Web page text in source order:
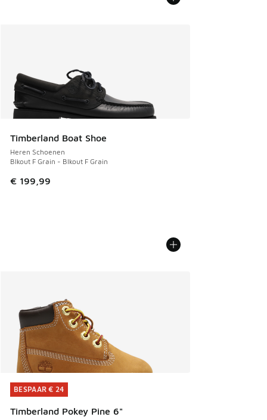
Timberland Boat Shoe
Heren Schoenen
Blkout F Grain - Blkout F Grain
€ 199,99
BESPAAR € 24
Timberland Pokey Pine 6"
BESPAAR € 24